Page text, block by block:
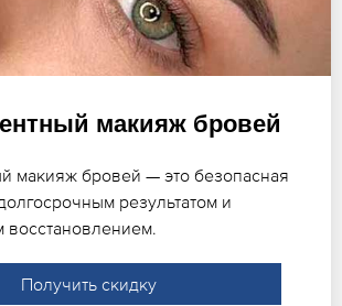
макияж бровей
макияж бровей — это безопасная
результатом и
Получить скидку